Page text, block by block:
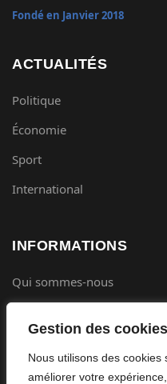
Gestion des cookies
Nous utilisons des
améliorer votre
Fondé en Janvier 2018
ACTUALITÉS
Politique
Économie
Sport
International
INFORMATIONS
Qui sommes-nous
Confidentialité